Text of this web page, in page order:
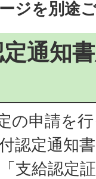
ジを別途
通知
の申請を
認定通知
支給認定